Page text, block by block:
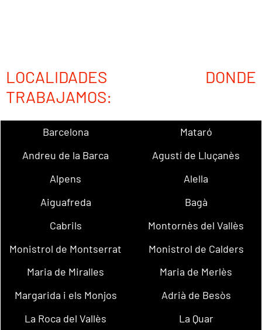
LOCALIDADES DONDE
TRABAJAMOS:
Barcelona
Mataró
Andreu de la Barca
Agustí de Lluçanès
Alpens
Alella
Aiguafreda
Bagà
Cabrils
Montornès del Vallès
Monistrol de Montserrat
Monistrol de Calders
Maria de Miralles
Maria de Merlès
Margarida i els Monjos
Adrià de Besòs
La Roca del Vallès
La Quar